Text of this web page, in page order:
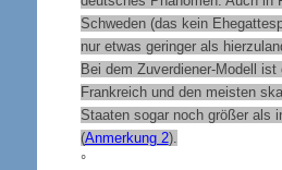
Schweden (das kein
nur etwas geringer als
Bei dem Zuverdiener-Modell
Frankreich und den meisten
Staaten sogar noch größer als
(Anmerkung 2).
°